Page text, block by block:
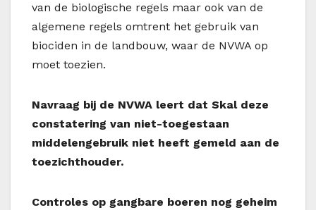
van de biologische regels maar ook van de
algemene regels omtrent het gebruik van
biociden in de landbouw, waar de NVWA op
moet toezien.
Navraag bij de NVWA leert dat Skal deze
constatering van niet-toegestaan
middelengebruik niet heeft gemeld aan de
toezichthouder.
Controles op gangbare boeren nog geheim